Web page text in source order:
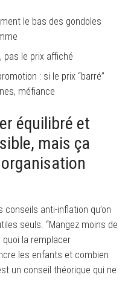
le bas des gondoles
pas le prix affiché
: si le prix “barré”
méfiance
équilibré et
mais ça
anti-inflation qu’on
seuls. “Mangez moins de
quoi la remplacer
les enfants et combien
un conseil théorique qui ne